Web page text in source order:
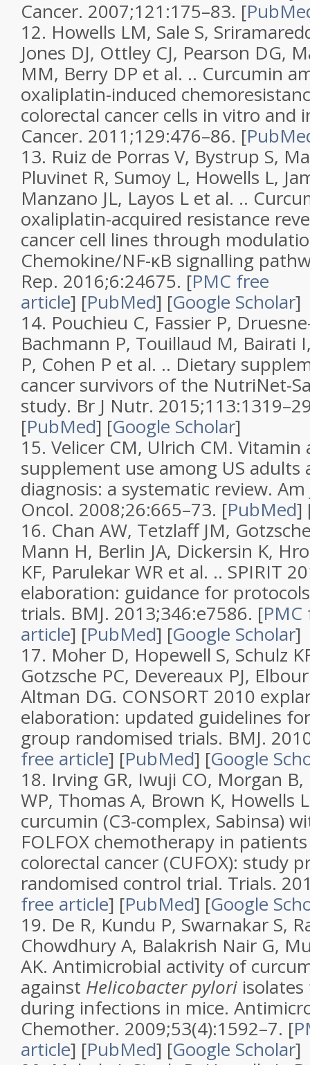
Cancer. 2007;121:175–83. [
12. Howells LM, Sale S,
Jones DJ, Ottley CJ, Pearson DG,
MM, Berry DP et al. .. Curcumin
oxaliplatin-induced
colorectal cancer cells in vitro and
Cancer. 2011;129:476–86. [
13. Ruiz de Porras V, Bystrup S,
Pluvinet R, Sumoy L, Howells L,
Manzano JL, Layos L et al. ..
oxaliplatin-acquired resistance
cancer cell lines through
Chemokine/NF-κB signalling
Rep. 2016;6:24675. [PMC free
article] [PubMed] [Google Scholar]
14. Pouchieu C, Fassier P,
Bachmann P, Touillaud M, Bairati
P, Cohen P et al. .. Dietary
cancer survivors of the NutriNet-
study. Br J Nutr. 2015;113
[PubMed] [Google Scholar]
15. Velicer CM, Ulrich CM. Vitamin
supplement use among US adults
diagnosis: a systematic review. Am
Oncol. 2008;26:665–73. [PubMed]
16. Chan AW, Tetzlaff JM,
Mann H, Berlin JA, Dickersin K,
KF, Parulekar WR et al. .. SPIRIT
elaboration: guidance for
trials. BMJ. 2013;346:e7586. [PMC
article] [PubMed] [Google Scholar]
17. Moher D, Hopewell S, Schulz
Gotzsche PC, Devereaux PJ,
Altman DG. CONSORT 2010
elaboration: updated guidelines
group randomised trials. BMJ.
free article] [PubMed] [Google
18. Irving GR, Iwuji CO, Morgan
WP, Thomas A, Brown K, Howells
curcumin (C3-complex, Sabinsa)
FOLFOX chemotherapy in
colorectal cancer (CUFOX): study
randomised control trial. Trials.
free article] [PubMed] [Google
19. De R, Kundu P, Swarnakar S,
Chowdhury A, Balakrish Nair G,
AK. Antimicrobial activity of
against Helicobacter pylori
during infections in mice.
Chemother. 2009;53(4):1592–7. [
article] [PubMed] [Google Scholar]